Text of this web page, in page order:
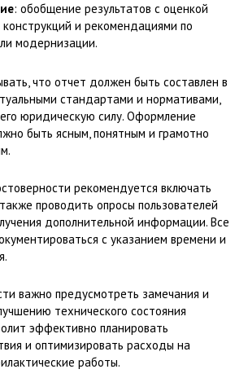
: обобщение результатов с оценкой
конструкций и рекомендациями по
модернизации.
что отчет должен быть составлен в
стандартами и нормативами,
юридическую силу. Оформление
быть ясным, понятным и грамотно
рекомендуется включать
проводить опросы пользователей
дополнительной информации. Все
с указанием времени и
важно предусмотреть замечания и
технического состояния
эффективно планировать
и оптимизировать расходы на
работы.